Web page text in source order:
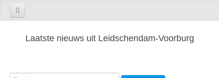
Laatste nieuws uit Leidschendam-Voorburg